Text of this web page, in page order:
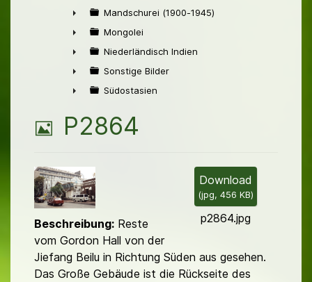
►
►
Mandschurei (1900-1945)
►
Mongolei
►
Niederländisch Indien
►
Sonstige Bilder
Südostasien
B
l
d
P2864
Download
(jpg, 456 KB)
p2864.jpg
Beschreibung: Reste
vom Gordon Hall von der
Jiefang Beilu in Richtung Süden aus ge­se­hen.
Das Große Gebäude ist die Rückseite des